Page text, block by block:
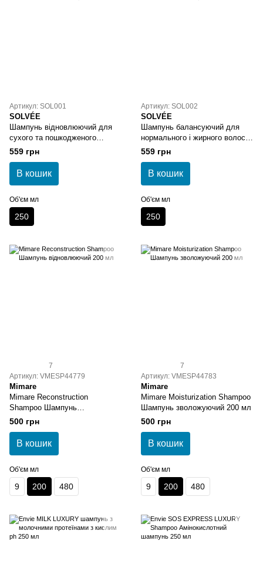
Артикул: SOL001
SOLVÉE
Шампунь відновлюючий для
сухого та пошкодженого
волосся SOLVÉE Nutrisse
Shampoo 250 мл
559 грн
В кошик
Об'єм мл
250
Артикул: SOL002
SOLVÉE
Шампунь балансуючий для
нормального і жирного волосся
SOLVÉE Elan Shampoo 250 мл
559 грн
В кошик
Об'єм мл
250
7
Артикул: VMESP44779
Mimare
Mimare Reconstruction
Shampoo Шампунь
відновлюючий 200 мл
500 грн
В кошик
Об'єм мл
9 200 480
7
Артикул: VMESP44783
Mimare
Mimare Moisturization Shampoo
Шампунь зволожуючий 200 мл
500 грн
В кошик
Об'єм мл
9 200 480